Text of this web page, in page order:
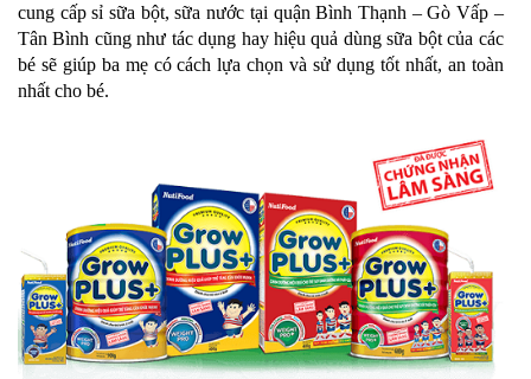
cung cấp sỉ sữa bột, sữa nước tại quận Bình Thạnh – Gò Vấp –
Tân Bình cũng như tác dụng hay hiệu quả dùng sữa bột của các
bé sẽ giúp ba mẹ có cách lựa chọn và sử dụng tốt nhất, an toàn
nhất cho bé.